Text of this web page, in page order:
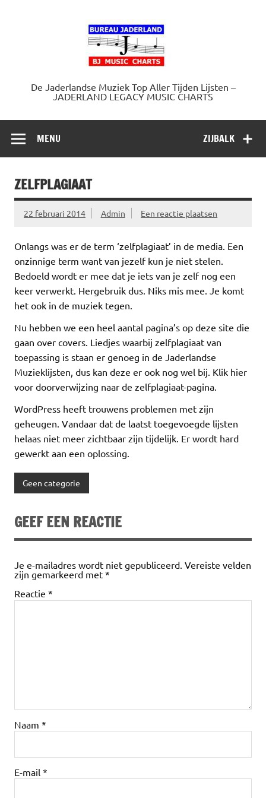
De Jaderlandse Muziek Top Aller Tijden Lijsten –
JADERLAND LEGACY MUSIC CHARTS
ZIJBALK
MENU
ZELFPLAGIAAT
22 februari 2014 Admin Een reactie plaatsen
Onlangs was er de term ‘zelfplagiaat’ in de media. Een
onzinnige term want van jezelf kun je niet stelen.
Bedoeld wordt er mee dat je iets van je zelf nog een
keer verwerkt. Hergebruik dus. Niks mis mee. Je komt
het ook in de muziek tegen.
Nu hebben we een heel aantal pagina’s op deze site die
gaan over covers. Liedjes waarbij zelfplagiaat van
toepassing is staan er genoeg in de Jaderlandse
Muzieklijsten, dus kan deze er ook nog wel bij. Klik hier
voor doorverwijzing naar de zelfplagiaat-pagina.
WordPress heeft trouwens problemen met zijn
geheugen. Vandaar dat de laatst toegevoegde lijsten
helaas niet meer zichtbaar zijn tijdelijk. Er wordt hard
gewerkt aan een oplossing.
Geen categorie
GEEF EEN REACTIE
Je e-mailadres wordt niet gepubliceerd. Vereiste velden
zijn gemarkeerd met *
Reactie *
Naam *
E-mail *